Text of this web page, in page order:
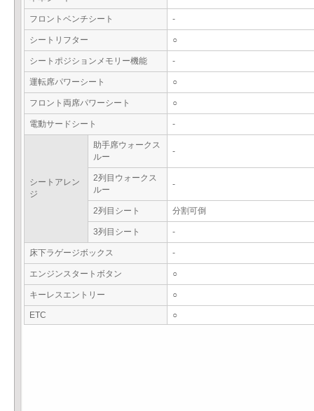
フロントベンチシート -
シートリフター ○
シートポジションメモリー機能 -
運転席パワーシート ○
フロント両席パワーシート ○
電動サードシート -
シートアレン
ジ
助手席ウォークス
ルー
-
2列目ウォークス
ルー
-
2列目シート 分割可倒
3列目シート -
床下ラゲージボックス -
エンジンスタートボタン ○
キーレスエントリー ○
ETC ○